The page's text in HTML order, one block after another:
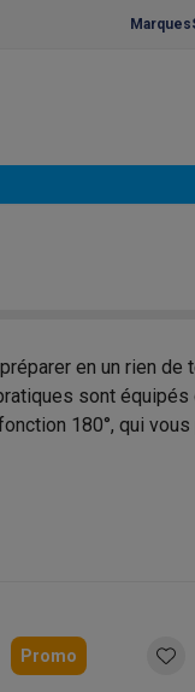
Marques
en un rien
sont
180°, qui
Promo